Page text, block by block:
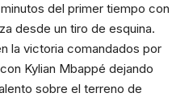
del primer tiempo con
desde un tiro de esquina.
la victoria comandados por
Kylian Mbappé dejando
sobre el terreno de